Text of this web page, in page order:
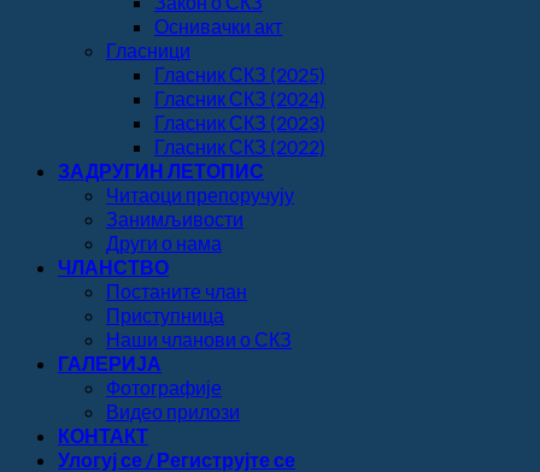
Оснивачки акт
Гласници
Гласник СКЗ (2025)
Гласник СКЗ (2024)
Гласник СКЗ (2023)
Гласник СКЗ (2022)
ЗАДРУГИН ЛЕТОПИС
Читаоци препоручују
Занимљивости
Други о нама
ЧЛАНСТВО
Постаните члан
Приступница
Наши чланови о СКЗ
ГАЛЕРИЈА
Фотографије
Видео прилози
КОНТАКТ
Улогуј се / Региструјте се